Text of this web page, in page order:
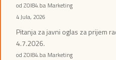
od ZOI84.ba Marketing
4 Jula, 2026
Pitanja za javni oglas za prijem
4.7.2026.
od ZOI84.ba Marketing